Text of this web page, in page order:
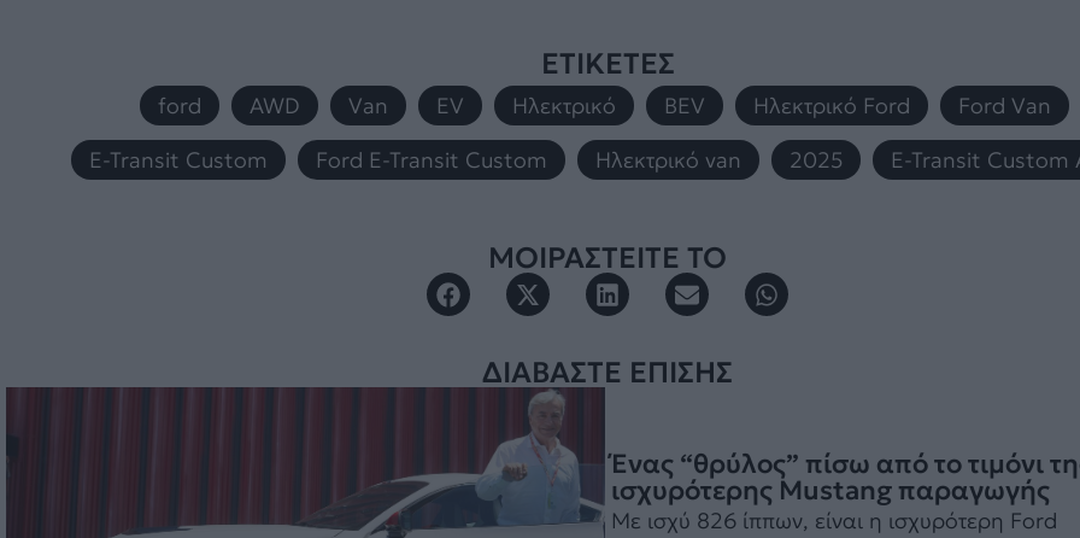
ΕΤΙΚΕΤΕΣ
ford AWD Van EV Ηλεκτρικό BEV Ηλεκτρικό Ford Ford Van
E-Transit Custom
Ford E-Transit Custom Ηλεκτρικό van 2025 E-Transit Custom
ΜΟΙΡΑΣΤΕΙΤΕ ΤΟ
ΔΙΑΒΑΣΤΕ ΕΠΙΣΗΣ
Ένας “θρύλος” πίσω από το τιμόνι
ισχυρότερης Mustang παραγωγής
Με ισχύ 826 ίππων, είναι η ισχυρότερη Ford